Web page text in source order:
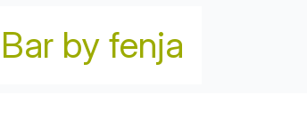
by fenja